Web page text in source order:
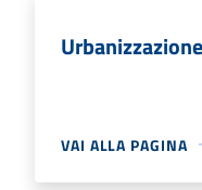
Urbanizzazione
VAI ALLA PAGINA